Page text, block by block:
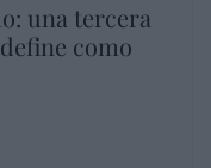
una tercera
como